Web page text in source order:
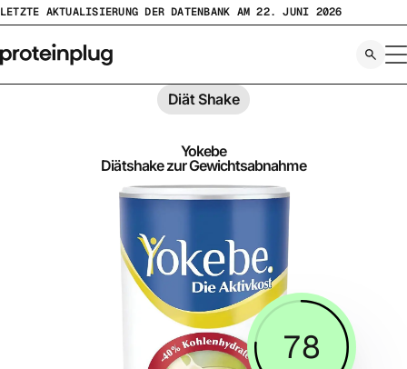
Zum
springen
LETZTE AKTUALISIERUNG DER DATENBANK AM 22. JUNI 2026
Diät Shake
Yokebe
Diätshake zur Gewichtsabnahme
78